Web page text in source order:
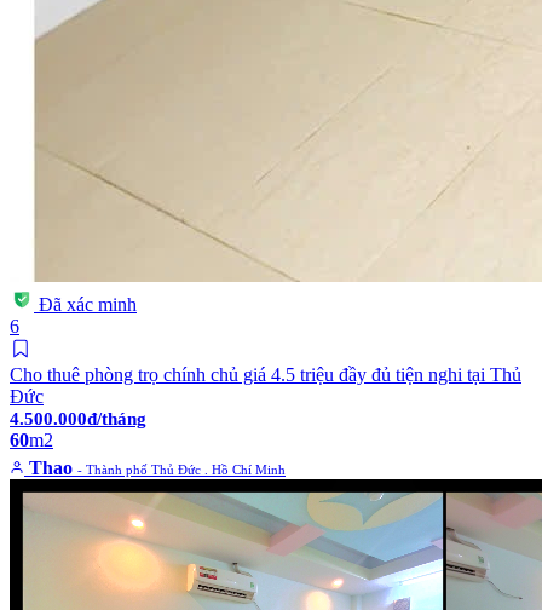
Đã xác minh
6
Cho thuê phòng trọ chính chủ giá 4.5 triệu đầy đủ tiện nghi tại Thủ
Đức
4.500.000đ/tháng
60m2
Thao - Thành phố Thủ Đức . Hồ Chí Minh